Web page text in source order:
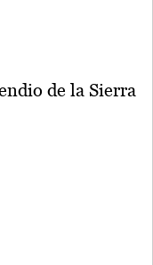
de la Sierra